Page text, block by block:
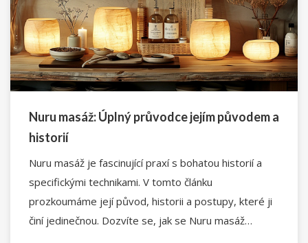
Nuru masáž: Úplný průvodce jejím původem a
historií
Nuru masáž je fascinující praxí s bohatou historií a
specifickými technikami. V tomto článku
prozkoumáme její původ, historii a postupy, které ji
činí jedinečnou. Dozvíte se, jak se Nuru masáž